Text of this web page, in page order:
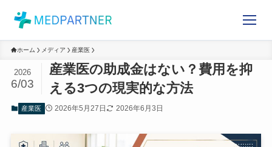
ホーム メディア 産業医
産業医の助成金はない？費用を
抑える3つの現実的な方法
2026
6/03
産業医 2026年5月27日 2026年6月3日